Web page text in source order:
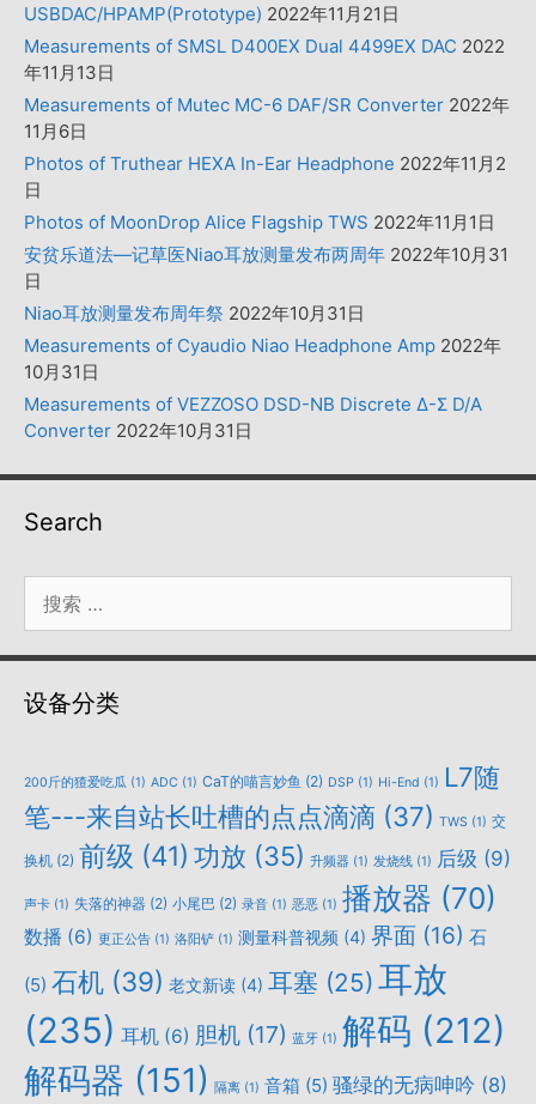
USBDAC/HPAMP(Prototype) 2022年11月21日
Measurements of SMSL D400EX Dual 4499EX DAC 2022
年11月13日
Measurements of Mutec MC-6 DAF/SR Converter 2022年
11月6日
Photos of Truthear HEXA In-Ear Headphone 2022年11月2
日
Photos of MoonDrop Alice Flagship TWS 2022年11月1日
安贫乐道法—记草医Niao耳放测量发布两周年 2022年10月31
日
Niao耳放测量发布周年祭 2022年10月31日
Measurements of Cyaudio Niao Headphone Amp 2022年
10月31日
Measurements of VEZZOSO DSD-NB Discrete Δ-Σ D/A
Converter 2022年10月31日
Search
索：
设备分类
200斤的猹爱吃瓜 (1) ADC (1) CaT的喵言妙鱼 (2) DSP (1) Hi-End (1) L7随
笔---来自站长吐槽的点点滴滴 (37) TWS (1) 交
换机 (2) 前级 (41) 功放 (35) 升频器 (1) 发烧线 (1) 后级 (9)
声卡 (1) 失落的神器 (2) 小尾巴 (2) 录音 (1) 恶恶 (1) 播放器 (70)
数播 (6) 更正公告 (1) 洛阳铲 (1) 测量科普视频 (4) 界面 (16) 石
(5) 石机 (39) 老文新读 (4) 耳塞 (25) 耳放
(235) 耳机 (6) 胆机 (17) 蓝牙 (1) 解码 (212)
解码器 (151) 隔离 (1) 音箱 (5) 骚绿的无病呻吟 (8)